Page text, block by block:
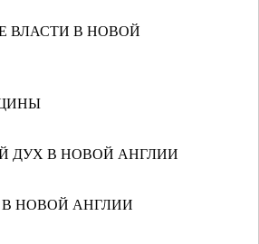
ВЛАСТИ В НОВОЙ
ДУХ В НОВОЙ АНГЛИИ
В НОВОЙ АНГЛИИ